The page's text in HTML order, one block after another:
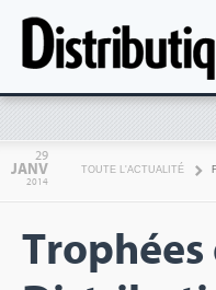
29
JANV
2014
TOUTE L'ACTUALITÉ
Trophées